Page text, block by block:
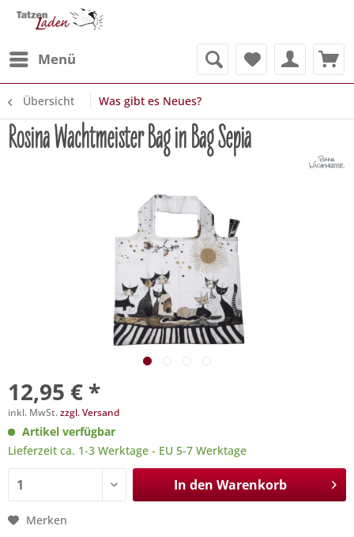
Menü
Übersicht Was gibt es Neues?
Rosina Wachtmeister Bag in Bag Sepia
12,95 € *
inkl. MwSt.zzgl. Versand
Artikel verfügbar
Lieferzeit ca. 1-3 Werktage - EU 5-7 Werktage
In den Warenkorb
Merken